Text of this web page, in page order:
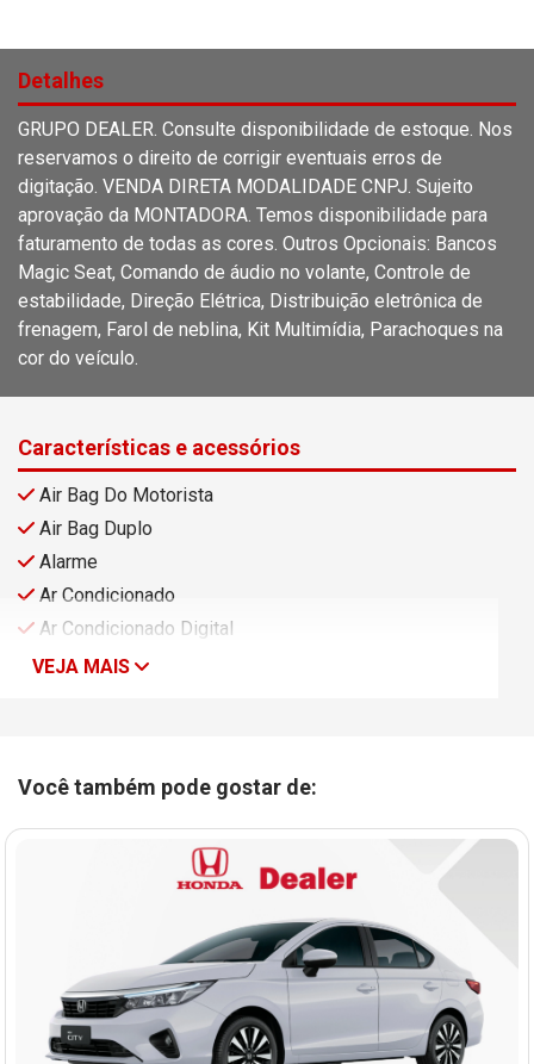
Detalhes
GRUPO DEALER. Consulte disponibilidade de estoque. Nos
reservamos o direito de corrigir eventuais erros de
digitação. VENDA DIRETA MODALIDADE CNPJ. Sujeito
aprovação da MONTADORA. Temos disponibilidade para
faturamento de todas as cores. Outros Opcionais: Bancos
Magic Seat, Comando de áudio no volante, Controle de
estabilidade, Direção Elétrica, Distribuição eletrônica de
frenagem, Farol de neblina, Kit Multimídia, Parachoques na
cor do veículo.
Características e acessórios
Air Bag Do Motorista
Air Bag Duplo
Alarme
Ar Condicionado
Ar Condicionado Digital
VEJA MAIS
Você também pode gostar de: